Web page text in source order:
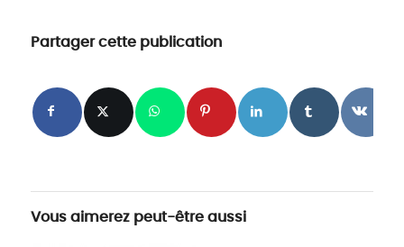
Partager cette publication
Vous aimerez peut-être aussi